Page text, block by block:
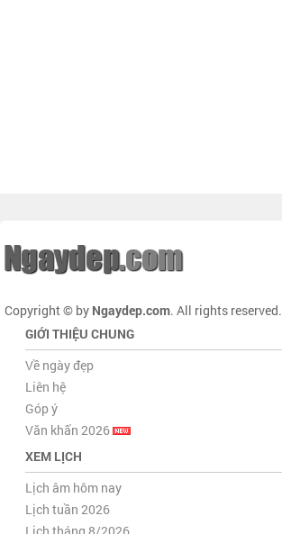
Copyright © by Ngaydep.com. All rights reserved.
GIỚI THIỆU CHUNG
Về ngày đẹp
Liên hệ
Góp ý
Văn khấn 2026
XEM LỊCH
Lịch âm hôm nay
Lịch tuần 2026
Lịch tháng 8/2026